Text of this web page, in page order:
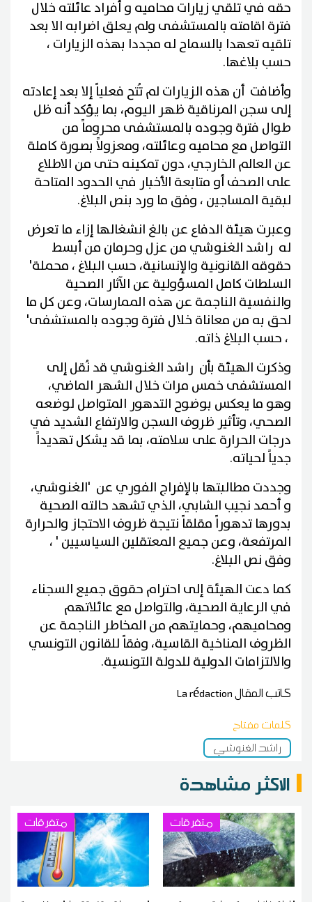
حقه في تلقي زيارات محاميه و أفراد عائلته خلال
فترة اقامته بالمستشفى ولم يعلق اضرابه الا بعد
تلقيه تعهدا بالسماح له مجددا بهذه الزيارات ،
حسب بلاغها.
وأضافت أن هذه الزيارات لم تُتح فعلياً إلا بعد إعادته
إلى سجن المرناقية ظهر اليوم، بما يؤكد أنه ظل
طوال فترة وجوده بالمستشفى محروماً من
التواصل مع محاميه وعائلته، ومعزولاً بصورة كاملة
عن العالم الخارجي، دون تمكينه حتى من الاطلاع
على الصحف أو متابعة الأخبار في الحدود المتاحة
لبقية المساجين ، وفق ما ورد بنص البلاغ.
وعبرت هيئة الدفاع عن بالغ انشغالها إزاء ما تعرض
له راشد الغنوشي من عزل وحرمان من أبسط
حقوقه القانونية والإنسانية، حسب البلاغ ، محملة'
السلطات كامل المسؤولية عن الآثار الصحية
والنفسية الناجمة عن هذه الممارسات، وعن كل ما
لحق به من معاناة خلال فترة وجوده بالمستشفى'
، حسب البلاغ ذاته.
وذكرت الهيئة بأن راشد الغنوشي قد نُقل إلى
المستشفى خمس مرات خلال الشهر الماضي،
وهو ما يعكس بوضوح التدهور المتواصل لوضعه
الصحي، وتأثير ظروف السجن والارتفاع الشديد في
درجات الحرارة على سلامته، بما قد يشكل تهديداً
جدياً لحياته.
وجددت مطالبتها بالإفراج الفوري عن 'الغنوشي،
و أحمد نجيب الشابي، الذي تشهد حالته الصحية
بدورها تدهوراً مقلقاً نتيجة ظروف الاحتجاز والحرارة
المرتفعة، وعن جميع المعتقلين السياسيين ' ،
وفق نص البلاغ.
كما دعت الهيئة إلى احترام حقوق جميع السجناء
في الرعاية الصحية، والتواصل مع عائلاتهم
ومحاميهم، وحمايتهم من المخاطر الناجمة عن
الظروف المناخية القاسية، وفقاً للقانون التونسي
والالتزامات الدولية للدولة التونسية.
كاتب المقالLa rédaction
كلمات مفتاح
راشد الغنوشي
الاكثر مشاهدة
متفرقات متفرقات